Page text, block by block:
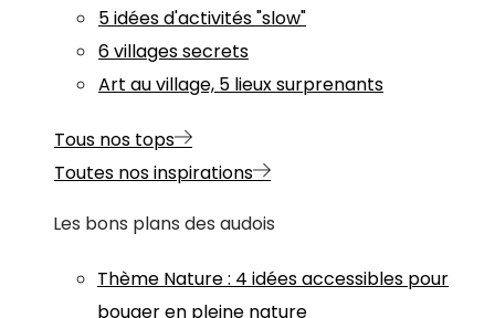
5 idées d'activités "slow"
6 villages secrets
Art au village, 5 lieux surprenants
Tous nos tops
Toutes nos inspirations
Les bons plans des audois
Thème Nature: 4 idées accessibles pour
bouger en pleine nature